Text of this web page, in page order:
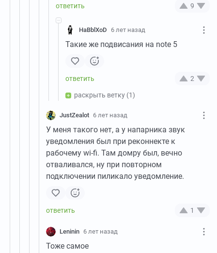
9
HaBblXoD 6 лет назад
Такие же подвисания на note 5
2
раскрыть ветку (1)
JustZealot 6 лет назад
У меня такого нет, а у напарника звук
уведомления был при реконнекте к
рабочему wi-fi. Там домру был, вечно
отваливался, ну при повторном
подключении пиликало уведомление.
1
Leninin 6 лет назад
Тоже самое